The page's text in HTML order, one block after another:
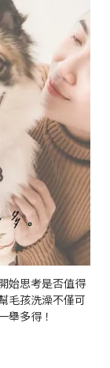
始思考是否值得
毛孩洗澡不僅可
舉多得！